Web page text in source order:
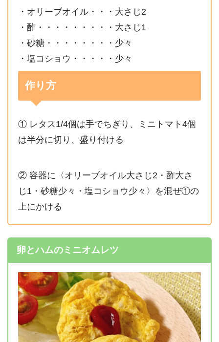
・オリーブオイル・・・大さじ2
・酢・・・・・・・・・大さじ1
・砂糖・・・・・・・・少々
・塩コショウ・・・・・少々
作り方
① レタス1/4個は手でちぎり、ミニトマト4個
は半分に切り、盛り付ける
② 容器に〈オリーブオイル大さじ2・酢大さ
じ1・砂糖少々・塩コショウ少々〉を混ぜ①の
上にかける
卵とハムのミニオムレツ